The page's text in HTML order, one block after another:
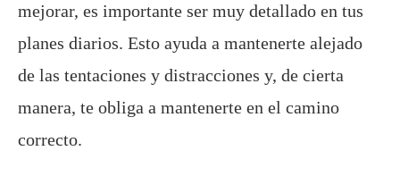
mejorar, es importante ser muy detallado en tus
planes diarios. Esto ayuda a mantenerte alejado
de las tentaciones y distracciones y, de cierta
manera, te obliga a mantenerte en el camino
correcto.